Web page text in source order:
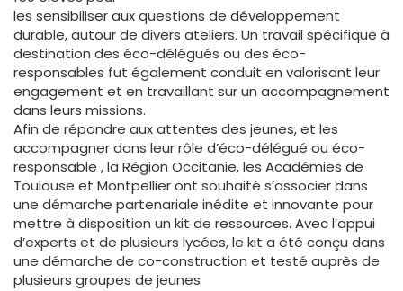
les sensibiliser aux questions de développement
durable, autour de divers ateliers. Un travail spécifique à
destination des éco-délégués ou des éco-
responsables fut également conduit en valorisant leur
engagement et en travaillant sur un accompagnement
dans leurs missions.
Afin de répondre aux attentes des jeunes, et les
accompagner dans leur rôle d’éco-délégué ou éco-
responsable , la Région Occitanie, les Académies de
Toulouse et Montpellier ont souhaité s’associer dans
une démarche partenariale inédite et innovante pour
mettre à disposition un kit de ressources. Avec l’appui
d’experts et de plusieurs lycées, le kit a été conçu dans
une démarche de co-construction et testé auprès de
plusieurs groupes de jeunes